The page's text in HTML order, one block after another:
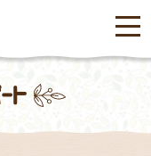
menu
ト